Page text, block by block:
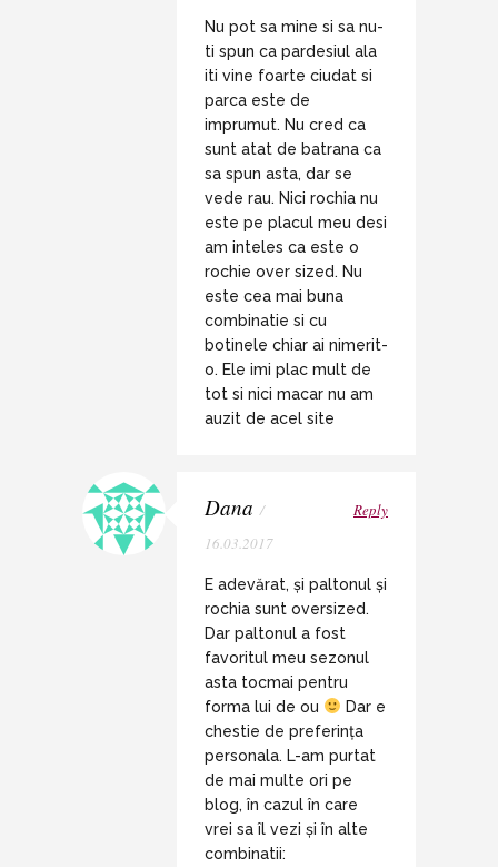
Nu pot sa mine si sa nu-
ti spun ca pardesiul ala
iti vine foarte ciudat si
parca este de
imprumut. Nu cred ca
sunt atat de batrana ca
sa spun asta, dar se
vede rau. Nici rochia nu
este pe placul meu desi
am inteles ca este o
rochie over sized. Nu
este cea mai buna
combinatie si cu
botinele chiar ai nimerit-
o. Ele imi plac mult de
tot si nici macar nu am
auzit de acel site
Dana /
16.03.2017
Reply
E adevărat, și paltonul și
rochia sunt oversized.
Dar paltonul a fost
favoritul meu sezonul
asta tocmai pentru
forma lui de ou
Dar e
chestie de preferința
personala. L-am purtat
de mai multe ori pe
blog, în cazul în care
vrei sa îl vezi și în alte
combinatii: